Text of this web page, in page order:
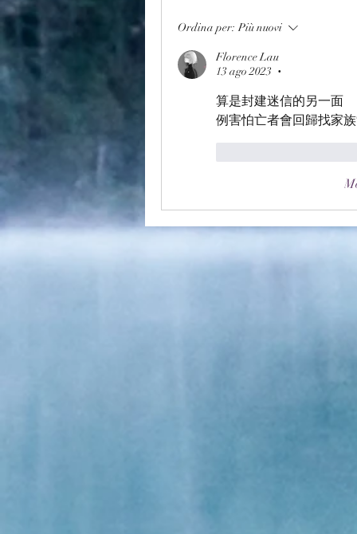
Ordina per: Più nuovi
Florence Lau
13 ago 2023
•
算是封建迷信的另一面
例害怕亡者會回歸找家